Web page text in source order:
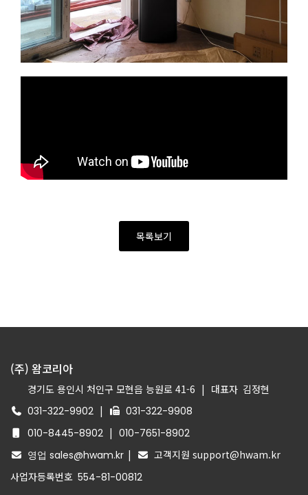
목록보기
(주) 왐코리아
경기도 용인시 처인구 모현읍 능원로 41-6 | 대표자 김정현
031-322-9902 |
031-322-9908
010-8445-8902 | 010-7651-8902
영업 sales@hwam.kr |
고객지원 support@hwam.kr
사업자등록번호 554-81-00812